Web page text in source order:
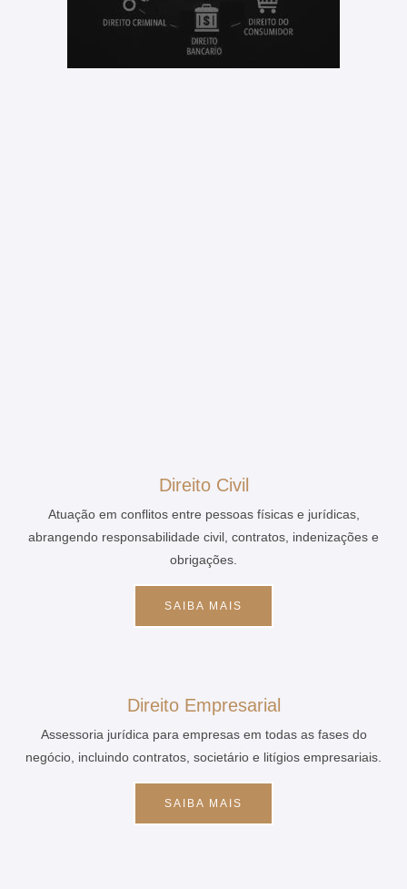
Direito Civil
Atuação em conflitos entre pessoas físicas e jurídicas,
abrangendo responsabilidade civil, contratos, indenizações e
obrigações.
SAIBA MAIS
Direito Empresarial
Assessoria jurídica para empresas em todas as fases do
negócio, incluindo contratos, societário e litígios empresariais.
SAIBA MAIS